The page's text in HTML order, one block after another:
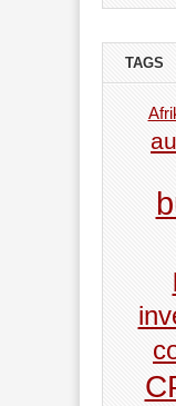
TAGS